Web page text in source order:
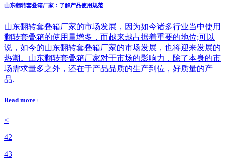
山东翻转套叠箱厂家：了解产品使用规范
山东翻转套叠箱厂家的市场发展，因为如今诸多行业当中使用
翻转套叠箱的使用量增多，而越来越占据着重要的地位;可以
说，如今的山东翻转套叠箱厂家的市场发展，也将迎来发展的
热潮。山东翻转套叠箱厂家对于市场的影响力，除了本身的市
场需求量多之外，还在于产品品质的生产到位，好质量的产
品.
Read more+
<
42
43